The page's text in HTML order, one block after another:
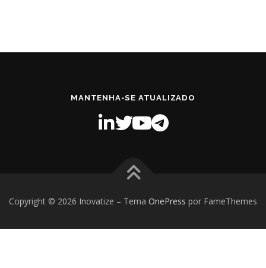
MANTENHA-SE ATUALIZADO
Copyright © 2026 Inovatize – Tema OnePress por FameThemes